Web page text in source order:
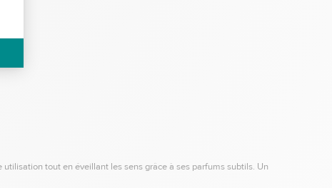
tout en éveillant les sens grâce à ses parfums subtils. Un